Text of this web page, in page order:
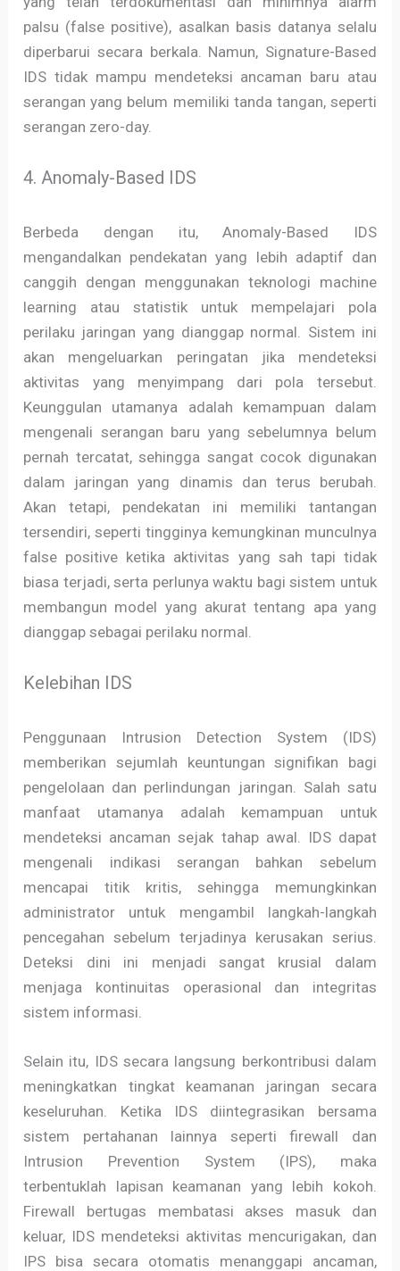
palsu (false positive), asalkan basis datanya selalu
diperbarui secara berkala. Namun, Signature-Based
IDS tidak mampu mendeteksi ancaman baru atau
serangan yang belum memiliki tanda tangan, seperti
serangan zero-day.
4. Anomaly-Based IDS
Berbeda dengan itu, Anomaly-Based IDS
mengandalkan pendekatan yang lebih adaptif dan
canggih dengan menggunakan teknologi machine
learning atau statistik untuk mempelajari pola
perilaku jaringan yang dianggap normal. Sistem ini
akan mengeluarkan peringatan jika mendeteksi
aktivitas yang menyimpang dari pola tersebut.
Keunggulan utamanya adalah kemampuan dalam
mengenali serangan baru yang sebelumnya belum
pernah tercatat, sehingga sangat cocok digunakan
dalam jaringan yang dinamis dan terus berubah.
Akan tetapi, pendekatan ini memiliki tantangan
tersendiri, seperti tingginya kemungkinan munculnya
false positive ketika aktivitas yang sah tapi tidak
biasa terjadi, serta perlunya waktu bagi sistem untuk
membangun model yang akurat tentang apa yang
dianggap sebagai perilaku normal.
Kelebihan IDS
Penggunaan Intrusion Detection System (IDS)
memberikan sejumlah keuntungan signifikan bagi
pengelolaan dan perlindungan jaringan. Salah satu
manfaat utamanya adalah kemampuan untuk
mendeteksi ancaman sejak tahap awal. IDS dapat
mengenali indikasi serangan bahkan sebelum
mencapai titik kritis, sehingga memungkinkan
administrator untuk mengambil langkah-langkah
pencegahan sebelum terjadinya kerusakan serius.
Deteksi dini ini menjadi sangat krusial dalam
menjaga kontinuitas operasional dan integritas
sistem informasi.
Selain itu, IDS secara langsung berkontribusi dalam
meningkatkan tingkat keamanan jaringan secara
keseluruhan. Ketika IDS diintegrasikan bersama
sistem pertahanan lainnya seperti firewall dan
Intrusion Prevention System (IPS), maka
terbentuklah lapisan keamanan yang lebih kokoh.
Firewall bertugas membatasi akses masuk dan
keluar, IDS mendeteksi aktivitas mencurigakan, dan
IPS bisa secara otomatis menanggapi ancaman,